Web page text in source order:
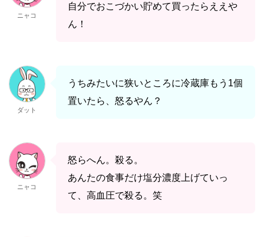
ニャコ
自分でおこづかい貯めて買ったらええや
ん！
ダット
うちみたいに狭いところに冷蔵庫もう1個
置いたら、怒るやん？
ニャコ
怒らへん。殺る。
あんたの食事だけ塩分濃度上げていっ
て、高血圧で殺る。笑